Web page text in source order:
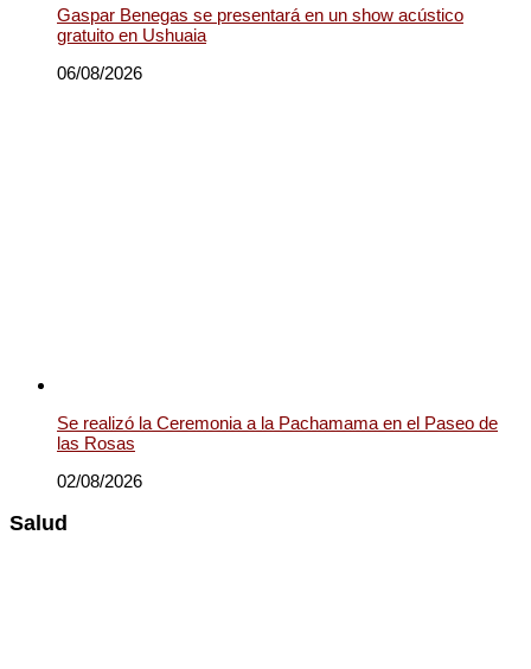
Gaspar Benegas se presentará en un show acústico
gratuito en Ushuaia
06/08/2026
Se realizó la Ceremonia a la Pachamama en el Paseo de
las Rosas
02/08/2026
Salud